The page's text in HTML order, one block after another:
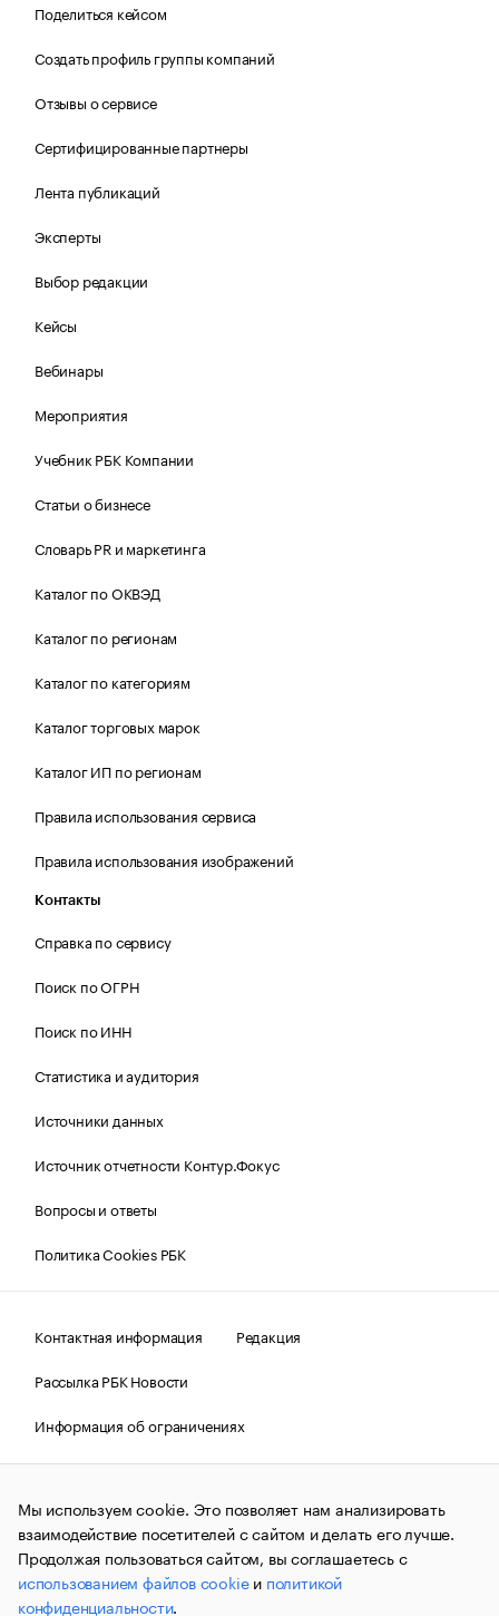
Поделиться кейсом
Создать профиль группы компаний
Отзывы о сервисе
Сертифицированные партнеры
Лента публикаций
Эксперты
Выбор редакции
Кейсы
Вебинары
Мероприятия
Учебник РБК Компании
Статьи о бизнесе
Словарь PR и маркетинга
Каталог по ОКВЭД
Каталог по регионам
Каталог по категориям
Каталог торговых марок
Каталог ИП по регионам
Правила использования сервиса
Правила использования изображений
Контакты
Справка по сервису
Поиск по ОГРН
Поиск по ИНН
Статистика и аудитория
Источники данных
Источник отчетности Контур.Фокус
Вопросы и ответы
Политика Cookies РБК
Контактная информация
Редакция
Рассылка РБК Новости
Информация об ограничениях
Правовая информация
О соблюдении авторских прав
© АО «РОСБИЗНЕСКОНСАЛТИНГ»,1995–2026.Сообщения
и материалы информационного агентства «РБК»
(зарегистрировано Федеральной службой по надзору в сфере
связи, информационных технологий и массовых
коммуникаций (Роскомнадзор) 09.12.2015 за номером ИА
№ФС77-63848) сопровождаются пометкой «РБК». Отдельные
Мы используем cookie. Это позволяет нам анализировать
взаимодействие посетителей с сайтом и делать его лучше.
Продолжая пользоваться сайтом, вы соглашаетесь с
использованием файлов cookieи политикой
конфиденциальности.